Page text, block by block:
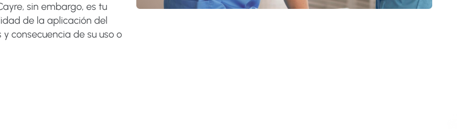
sin embargo, es tu
de la aplicación del
consecuencia de su uso o